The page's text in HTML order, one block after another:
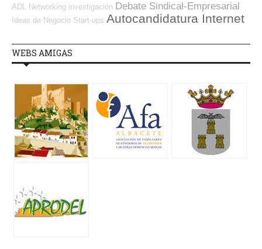
ADL Networking investigación Debate Sindical-Empresarial
Ideas de Negocio Start-ups Autocandidatura Internet
WEBS AMIGAS